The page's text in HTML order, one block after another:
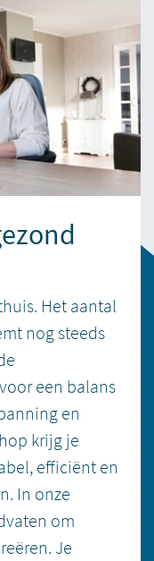
Het aantal
nog steeds
een balans
en
krijg je
efficiënt en
In onze
om
Je